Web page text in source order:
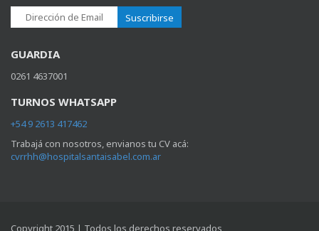
Suscribirse
GUARDIA
0261 4637001
TURNOS WHATSAPP
+54 9 2613 417462
Trabajá con nosotros, envianos tu CV acá:
cvrrhh@hospitalsantaisabel.com.ar
Copyright 2015 | Todos los derechos reservados